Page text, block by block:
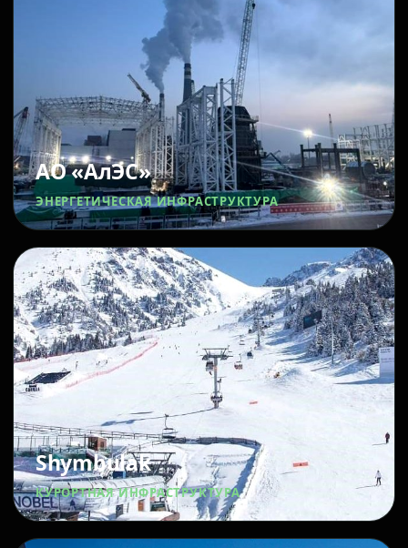
АО «АлЭС»
ЭНЕРГЕТИЧЕСКАЯ ИНФРАСТРУКТУРА
Shymbulak
КУРОРТНАЯ ИНФРАСТРУКТУРА